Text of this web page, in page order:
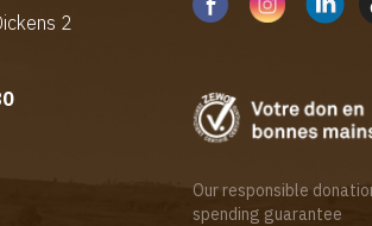
2
Our responsible
spending guarantee